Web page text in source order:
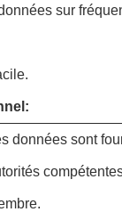
sur
données sont